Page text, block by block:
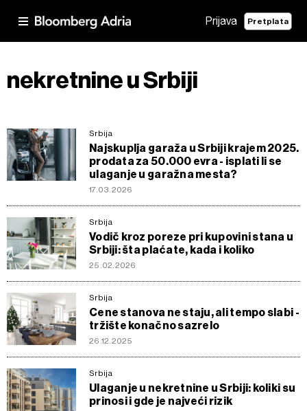
Prijava Pretplata
nekretnine u Srbiji
Srbija
Najskuplja garaža u Srbiji krajem 2025.
prodata za 50.000 evra - isplati li se
ulaganje u garažna mesta?
17.03.2026
Srbija
Vodič kroz poreze pri kupovini stana u
Srbiji: šta plaćate, kada i koliko
25.02.2026
Srbija
Cene stanova ne staju, ali tempo slabi -
tržište konačno sazrelo
26.12.2025
Srbija
Ulaganje u nekretnine u Srbiji: koliki su
prinosi i gde je najveći rizik